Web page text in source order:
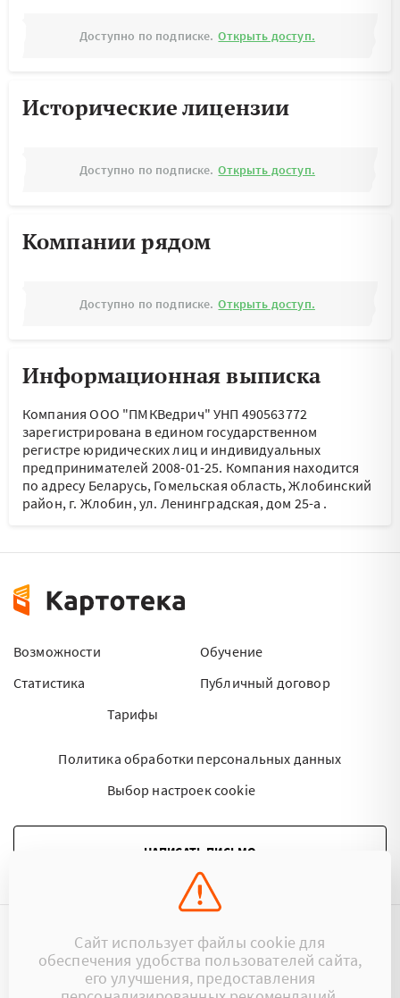
Доступно по подписке. Открыть доступ.
Исторические лицензии
Доступно по подписке. Открыть доступ.
Компании рядом
Доступно по подписке. Открыть доступ.
Информационная выписка
Компания ООО "ПМКВедрич" УНП 490563772
зарегистрирована в едином государственном
регистре юридических лиц и индивидуальных
предпринимателей 2008-01-25. Компания находится
по адресу Беларусь, Гомельская область, Жлобинский
район, г. Жлобин, ул. Ленинградская, дом 25-а .
Возможности
Статистика
Тарифы
Обучение
Публичный договор
Политика обработки персональных данных
Выбор настроек cookie
НАПИСАТЬ ПИСЬМО
©2015 - 2026 Kartoteka.by Все права защищены.
+375 (29) 17-383-17 ООО «Картотека»
Сайт использует файлы cookie для
обеспечения удобства пользователей сайта,
его улучшения, предоставления